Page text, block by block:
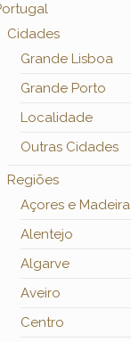
Cidades
Grande Lisboa
Grande Porto
Localidade
Outras Cidades
Regiões
Açores e Madeira
Alentejo
Algarve
Aveiro
Centro